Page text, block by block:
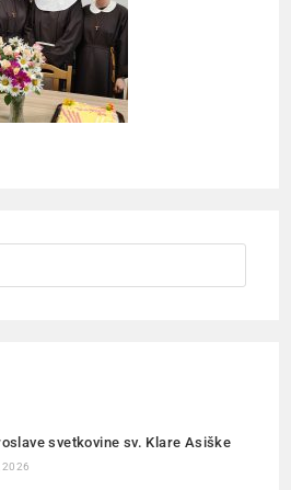
svetkovine sv. Klare Asiške
2026